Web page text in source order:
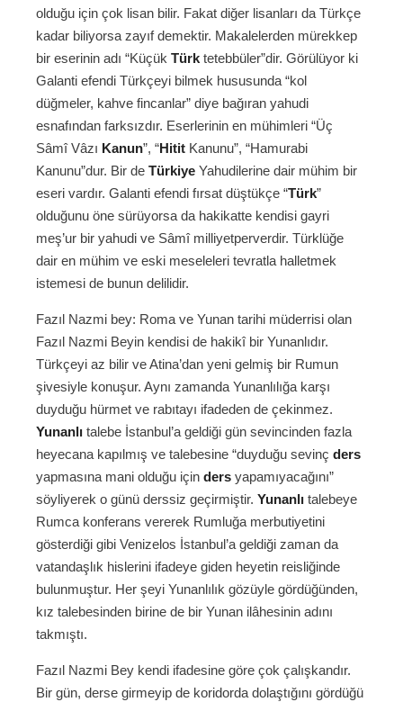
olduğu için çok lisan bilir. Fakat diğer lisanları da Türkçe
kadar biliyorsa zayıf demektir. Makalelerden mürekkep
bir eserinin adı “Küçük Türk tetebbüler”dir. Görülüyor ki
Galanti efendi Türkçeyi bilmek hususunda “kol
düğmeler, kahve fincanlar” diye bağıran yahudi
esnafından farksızdır. Eserlerinin en mühimleri “Üç
Sâmî Vâzı Kanun”, “Hitit Kanunu”, “Hamurabi
Kanunu”dur. Bir de Türkiye Yahudilerine dair mühim bir
eseri vardır. Galanti efendi fırsat düştükçe “Türk”
olduğunu öne sürüyorsa da hakikatte kendisi gayri
meş’ur bir yahudi ve Sâmî milliyetperverdir. Türklüğe
dair en mühim ve eski meseleleri tevratla halletmek
istemesi de bunun delilidir.
Fazıl Nazmi bey: Roma ve Yunan tarihi müderrisi olan
Fazıl Nazmi Beyin kendisi de hakikî bir Yunanlıdır.
Türkçeyi az bilir ve Atina’dan yeni gelmiş bir Rumun
şivesiyle konuşur. Aynı zamanda Yunanlılığa karşı
duyduğu hürmet ve rabıtayı ifadeden de çekinmez.
Yunanlı talebe İstanbul’a geldiği gün sevincinden fazla
heyecana kapılmış ve talebesine “duyduğu sevinç ders
yapmasına mani olduğu için ders yapamıyacağını”
söyliyerek o günü derssiz geçirmiştir. Yunanlı talebeye
Rumca konferans vererek Rumluğa merbutiyetini
gösterdiği gibi Venizelos İstanbul’a geldiği zaman da
vatandaşlık hislerini ifadeye giden heyetin reisliğinde
bulunmuştur. Her şeyi Yunanlılık gözüyle gördüğünden,
kız talebesinden birine de bir Yunan ilâhesinin adını
takmıştı.
Fazıl Nazmi Bey kendi ifadesine göre çok çalışkandır.
Bir gün, derse girmeyip de koridorda dolaştığını gördüğü